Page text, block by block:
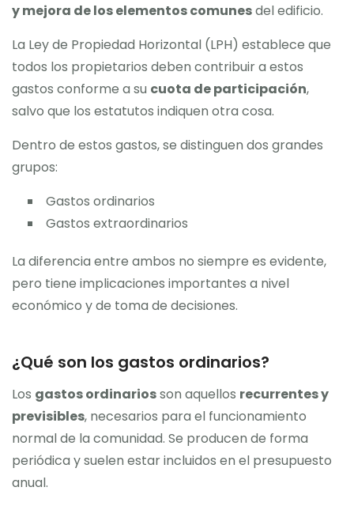
y mejora de los elementos comunesdel edificio.
La Ley de Propiedad Horizontal (LPH) establece que
todos los propietarios deben contribuir a estos
gastos conforme a su cuota de participación,
salvo que los estatutos indiquen otra cosa.
Dentro de estos gastos, se distinguen dos grandes
grupos:
Gastos ordinarios
Gastos extraordinarios
La diferencia entre ambos no siempre es evidente,
pero tiene implicaciones importantes a nivel
económico y de toma de decisiones.
¿Qué son los gastos ordinarios?
Los gastos ordinariosson aquellos recurrentes y
previsibles, necesarios para el funcionamiento
normal de la comunidad. Se producen de forma
periódica y suelen estar incluidos en el presupuesto
anual.